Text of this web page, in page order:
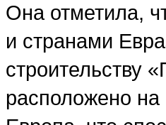
Она отметила,
и странами
строительству
расположено